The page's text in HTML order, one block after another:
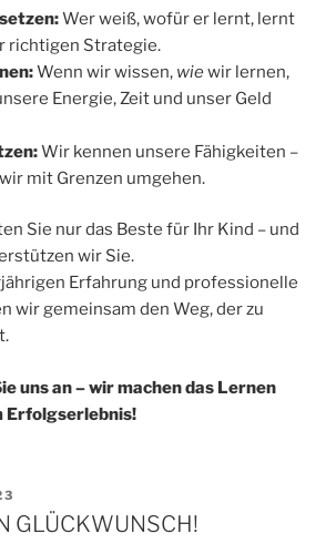
Wer weiß, wofür er lernt, lernt
richtigen Strategie.
Wenn wir wissen, wiewir lernen,
Energie, Zeit und unser Geld
Wir kennen unsere Fähigkeiten –
mit Grenzen umgehen.
Sie nur das Beste für Ihr Kind – und
wir Sie.
Erfahrung und professionelle
wir gemeinsam den Weg, der zu
uns an – wir machen das Lernen
Erfolgserlebnis!
GLÜCKWUNSCH!